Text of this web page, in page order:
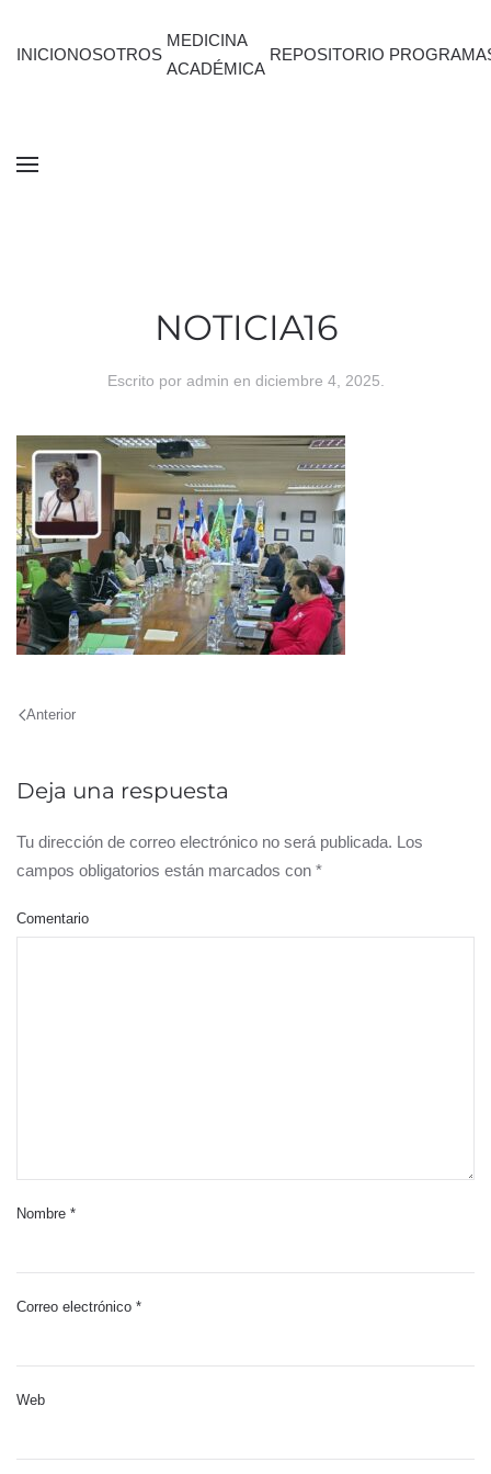
INICIONOSOTROS
MEDICINA
ACADÉMICA
REPOSITORIO
NOTICIA16
Escrito por admin en diciembre 4, 2025
Anterior
Deja una respuesta
Tu dirección de correo electrónico no será publicada. Los
campos obligatorios están marcados con *
Comentario
Nombre *
Correo electrónico *
Web